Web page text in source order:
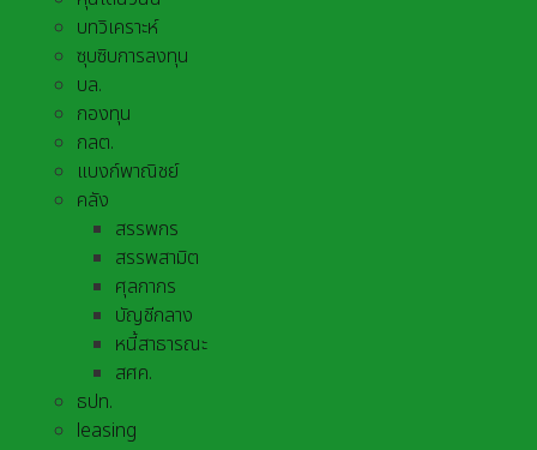
บทวิเคราะห์
ซุบซิบการลงทุน
บล.
กองทุน
กลต.
แบงก์พาณิชย์
คลัง
สรรพกร
สรรพสามิต
ศุลกากร
บัญชีกลาง
หนี้สาธารณะ
สศค.
ธปท.
leasing